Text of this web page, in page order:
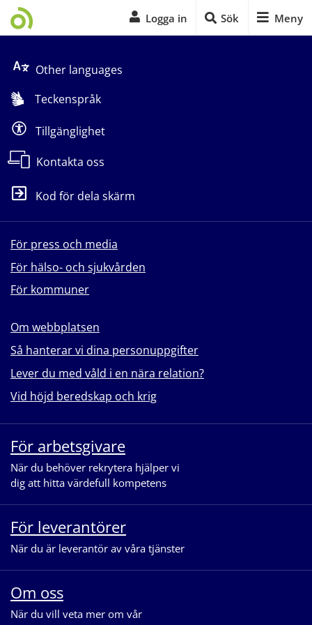
Logga in Sök Meny
Other languages
Teckenspråk
Tillgänglighet
Kontakta oss
Kod för dela skärm
För press och media
För hälso- och sjukvården
För kommuner
Om webbplatsen
Så hanterar vi dina personuppgifter
Lever du med våld i en nära relation?
Vid höjd beredskap och krig
För arbetsgivare
När du behöver rekrytera hjälper vi
dig att hitta värdefull kompetens
För leverantörer
När du är leverantör av våra tjänster
Om oss
När du vill veta mer om vår